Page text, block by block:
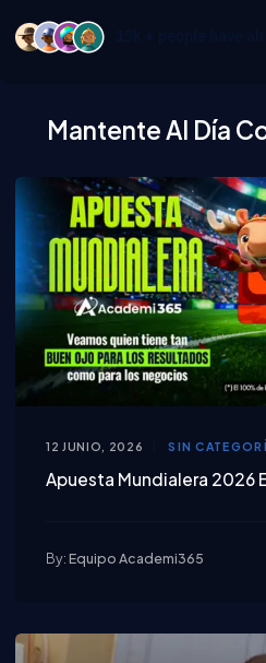
Mantente Al Día
12 JUNIO, 2026 SIN
Apuesta Mundialera 2026
By:Equipo Academi365